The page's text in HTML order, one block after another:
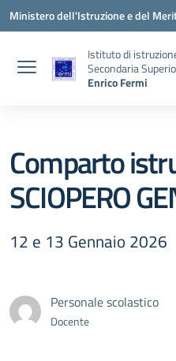
Vai ai contenuti
Vai al menu di navigazione
Vai al footer
Ministero dell'Istruzione e del
Istituto di
Secondaria
Enrico Fermi
Comparto
SCIOPERO
12 e 13 Gennaio 2026
Personale scolastico
Docente